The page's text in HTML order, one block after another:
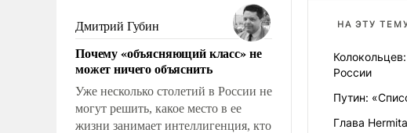
знанием, что мировая политика
имеет свойство заявляться на порог
нашего дома.
Дмитрий Губин
Почему «объясняющий класс» не
может ничего объяснить
Уже несколько столетий в России не
могут решить, какое место в ее
жизни занимает интеллигенция, кто
НА ЭТУ
России
Путин:
Глава